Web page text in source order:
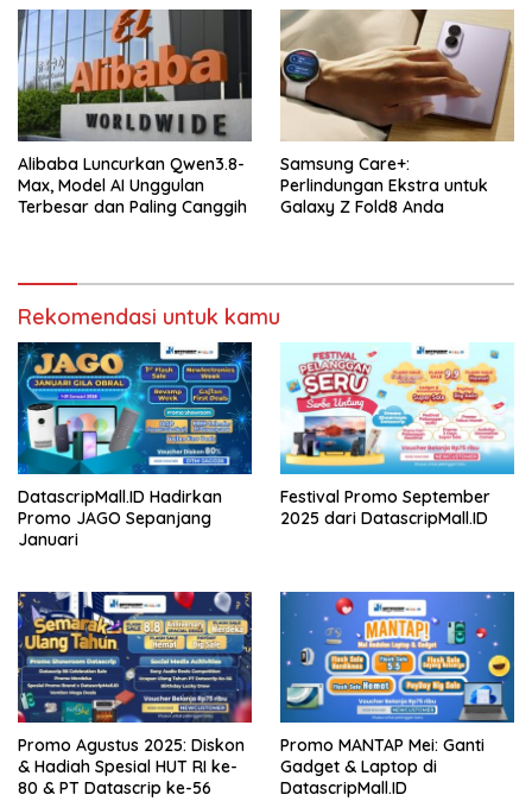
Alibaba Luncurkan Qwen3.8-
Max, Model AI Unggulan
Terbesar dan Paling Canggih
Samsung Care+:
Perlindungan Ekstra untuk
Galaxy Z Fold8 Anda
Rekomendasi untuk kamu
DatascripMall.ID Hadirkan
Promo JAGO Sepanjang
Januari
Festival Promo September
2025 dari DatascripMall.ID
Promo Agustus 2025: Diskon
& Hadiah Spesial HUT RI ke-
80 & PT Datascrip ke-56
Promo MANTAP Mei: Ganti
Gadget & Laptop di
DatascripMall.ID